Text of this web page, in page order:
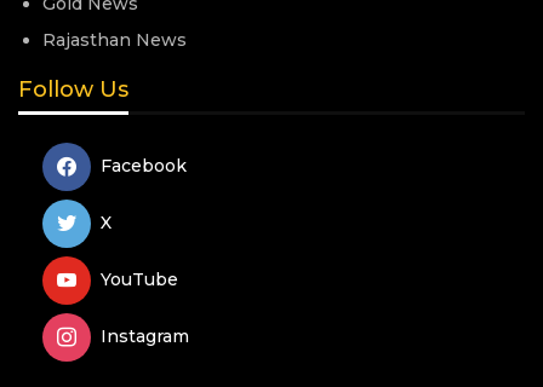
Rajasthan News
Follow Us
Facebook
X
YouTube
Instagram